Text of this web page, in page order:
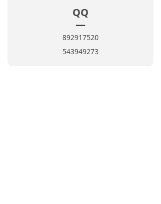
QQ
—
892917520
543949273